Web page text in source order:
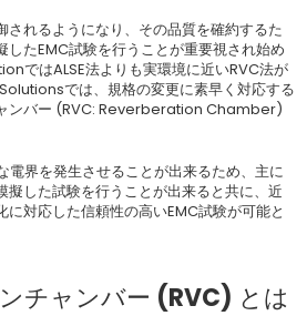
されるようになり、その品質を確約するた
したEMC試験を行うことが重要視され始め
ではALSE法よりも実環境に近いRVC法が
では、規格の変更に素早く対応する
ンバー (RVC: Reverberation Chamber)
電界を発生させることが出来るため、主に
擬した試験を行うことが出来ると共に、近
対応した信頼性の高いEMC試験が可能と
チャンバー (RVC) とは